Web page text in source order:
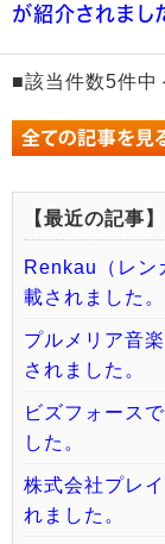
が紹介されまし
■該当件数5件
【最近の記事】
Renkau（レン
載されました。
プルメリア音
されました。
ビズフォース
した。
株式会社プレ
れました。